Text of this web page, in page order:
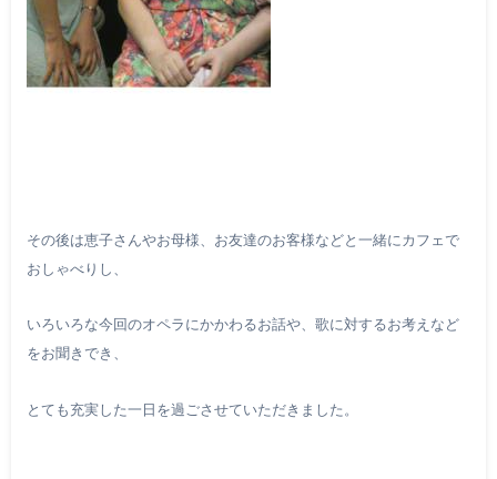
その後は恵子さんやお母様、お友達のお客様などと一緒にカフェで
おしゃべりし、
いろいろな今回のオペラにかかわるお話や、歌に対するお考えなど
をお聞きでき、
とても充実した一日を過ごさせていただきました。